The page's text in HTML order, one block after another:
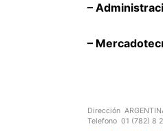
–
–
Dirección
Telefono 01 (782) 8